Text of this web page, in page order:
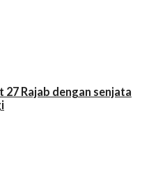
27 Rajab dengan senjata